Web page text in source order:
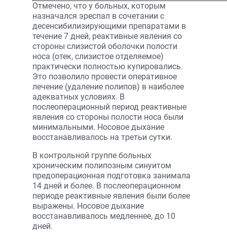
Отмечено, что у больных, которым
назначался эреспал в сочетании с
десенсибилизирующими препаратами в
течение 7 дней, реактивные явления со
стороны слизистой оболочки полости
носа (отек, слизистое отделяемое)
практически полностью купировались.
Это позволило провести оперативное
лечение (удаление полипов) в наиболее
адекватных условиях. В
послеоперационный период реактивные
явления со стороны полости носа были
минимальными. Носовое дыхание
восстанавливалось на третьи сутки.
В контрольной группе больных
хроническим полипозным синуитом
предоперационная подготовка занимала
14 дней и более. В послеоперационном
периоде реактивные явления были более
выражены. Носовое дыхание
восстанавливалось медленнее, до 10
дней.